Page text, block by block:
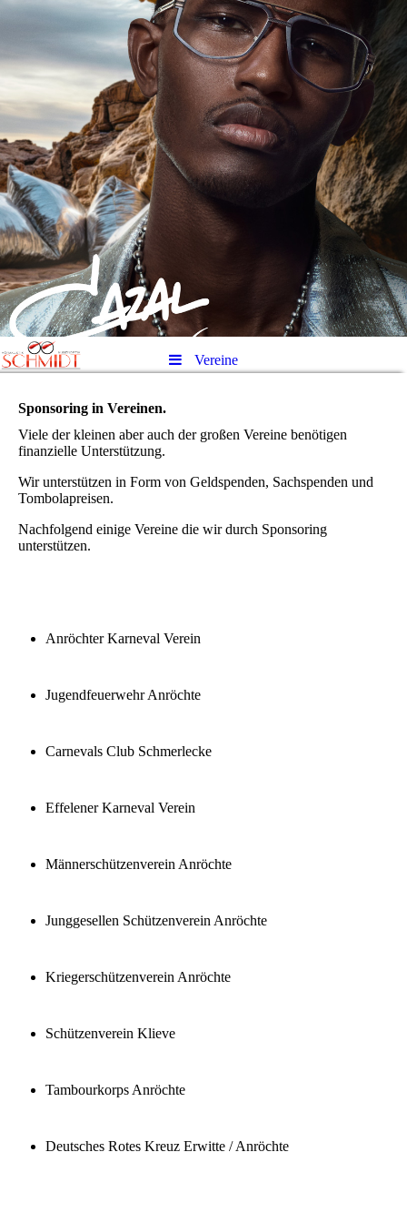
Vereine
Sponsoring in Vereinen.
Viele der kleinen aber auch der großen Vereine benötigen
finanzielle Unterstützung.
Wir unterstützen in Form von Geldspenden, Sachspenden und
Tombolapreisen.
Nachfolgend einige Vereine die wir durch Sponsoring
unterstützen.
Anröchter Karneval Verein
Jugendfeuerwehr Anröchte
Carnevals Club Schmerlecke
Effelener Karneval Verein
Männerschützenverein Anröchte
Junggesellen Schützenverein Anröchte
Kriegerschützenverein Anröchte
Schützenverein Klieve
Tambourkorps Anröchte
Deutsches Rotes Kreuz Erwitte / Anröchte